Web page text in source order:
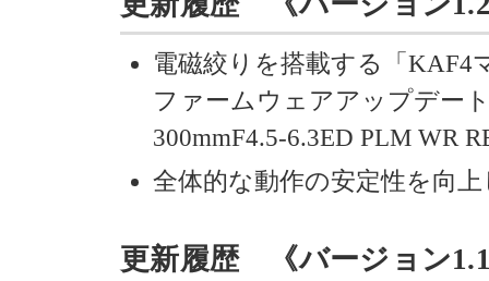
電磁絞りを搭載する「KAF4
ファームウェアアップデー
300mmF4.5-6.3ED PLM WR
全体的な動作の安定性を向
更新履歴 《バージョン